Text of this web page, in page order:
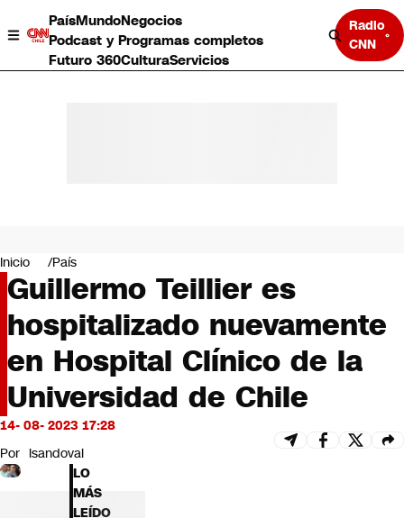
PaísMundoNegocios
Podcast y Programas completos
Futuro 360CulturaServicios
Radio
CNN
Negocios
Deportes
Programas completos
Cultura
Servicios
Bits
CNN tiempo
Futuro 360
Inicio País
Guillermo Teillier es
hospitalizado nuevamente
en Hospital Clínico de la
Universidad de Chile
14- 08- 2023 17:28
Por lsandoval
LO
MÁS
LEÍDO